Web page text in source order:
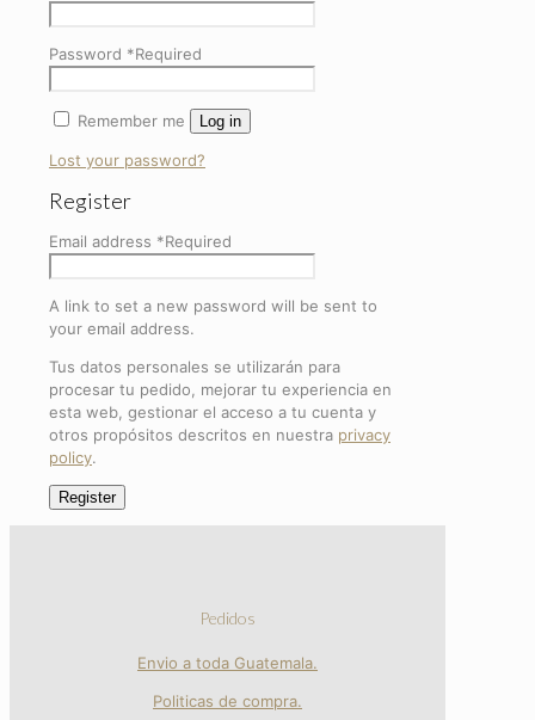
Password *Required
Remember me Log in
Lost your password?
Register
Email address *Required
A link to set a new password will be sent to
your email address.
Tus datos personales se utilizarán para
procesar tu pedido, mejorar tu experiencia en
esta web, gestionar el acceso a tu cuenta y
otros propósitos descritos en nuestra privacy
policy.
Register
Pedidos
Envio a toda Guatemala.
Politicas de compra.